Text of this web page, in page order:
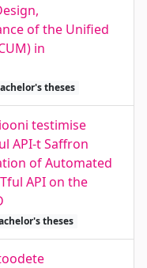
of the Unified
in
theses
testimise
API-t Saffron
of Automated
API on the
theses